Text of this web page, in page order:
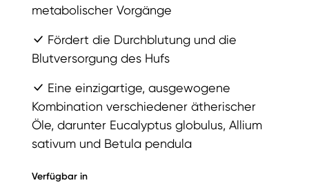
metabolischer Vorgänge
Fördert die Durchblutung und die
Blutversorgung des Hufs
Eine einzigartige, ausgewogene
Kombination verschiedener ätherischer
Öle, darunter Eucalyptus globulus, Allium
sativum und Betula pendula
Verfügbar in